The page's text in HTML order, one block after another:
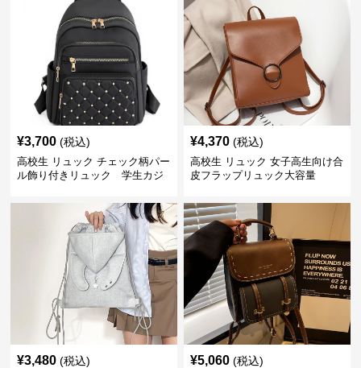
¥3,700 (税込)
高校生 リュック チェック柄パー
ル飾り付きリュック 学生カジ
¥4,370 (税込)
高校生 リュック 女子高生向け合
皮フラップリュック大容量
¥3,480 (税込) ¥5,060 (税込)